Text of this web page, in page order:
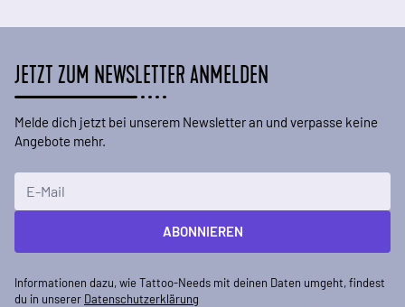
JETZT ZUM NEWSLETTER ANMELDEN
Melde dich jetzt bei unserem Newsletter an und verpasse keine
Angebote mehr.
ABONNIEREN
Informationen dazu, wie Tattoo-Needs mit deinen Daten umgeht, findest
du in unserer Datenschutzerklärung